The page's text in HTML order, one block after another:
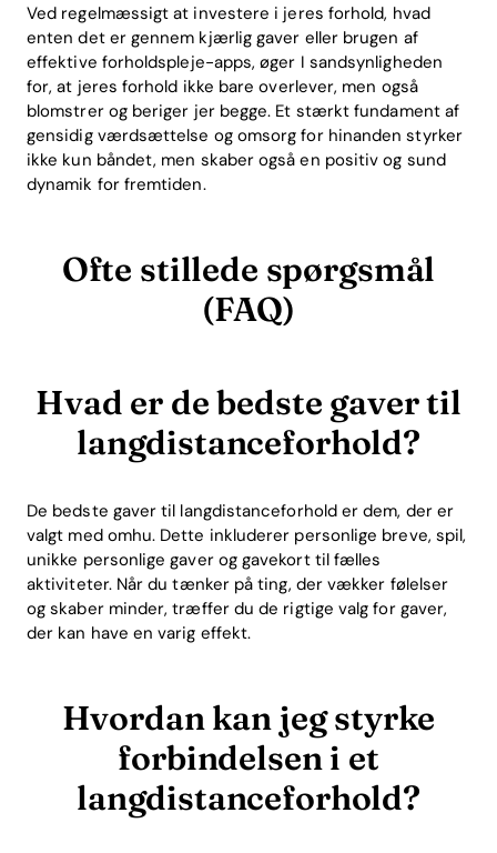
Ved regelmæssigt at investere i jeres forhold, hvad
enten det er gennem kjærlig gaver eller brugen af
effektive forholdspleje-apps, øger I sandsynligheden
for, at jeres forhold ikke bare overlever, men også
blomstrer og beriger jer begge. Et stærkt fundament af
gensidig værdsættelse og omsorg for hinanden styrker
ikke kun båndet, men skaber også en positiv og sund
dynamik for fremtiden.
Ofte stillede spørgsmål
(FAQ)
Hvad er de bedste gaver til
langdistanceforhold?
De bedste gaver til langdistanceforhold er dem, der er
valgt med omhu. Dette inkluderer personlige breve, spil,
unikke personlige gaver og gavekort til fælles
aktiviteter. Når du tænker på ting, der vækker følelser
og skaber minder, træffer du de rigtige valg for gaver,
der kan have en varig effekt.
Hvordan kan jeg styrke
forbindelsen i et
langdistanceforhold?